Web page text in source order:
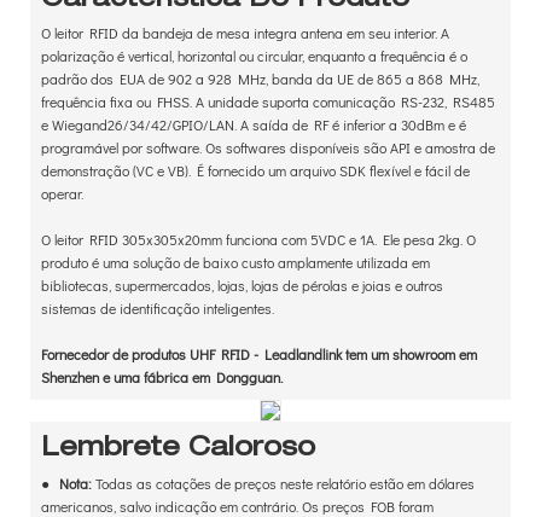
O leitor RFID da bandeja de mesa integra antena em seu interior. A
polarização é vertical, horizontal ou circular, enquanto a frequência é o
padrão dos EUA de 902 a 928 MHz, banda da UE de 865 a 868 MHz,
frequência fixa ou FHSS. A unidade suporta comunicação RS-232, RS485
e Wiegand26/34/42/GPIO/LAN. A saída de RF é inferior a 30dBm e é
programável por software. Os softwares disponíveis são API e amostra de
demonstração (VC e VB). É fornecido um arquivo SDK flexível e fácil de
operar.
O leitor RFID 305x305x20mm funciona com 5VDC e 1A. Ele pesa 2kg. O
produto é uma solução de baixo custo amplamente utilizada em
bibliotecas, supermercados, lojas, lojas de pérolas e joias e outros
sistemas de identificação inteligentes.
Fornecedor de produtos UHF RFID - Leadlandlink tem um showroom em
Shenzhen e uma fábrica em Dongguan.
Lembrete Caloroso
● Nota:Todas as cotações de preços neste relatório estão em dólares
americanos, salvo indicação em contrário. Os preços FOB foram